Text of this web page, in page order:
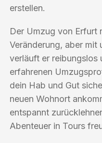
erstellen.
Der Umzug von Erfurt
Veränderung, aber mit
verläuft er reibungslos
erfahrenen
dein Hab und Gut
neuen Wohnort
entspannt
Abenteuer in Tours